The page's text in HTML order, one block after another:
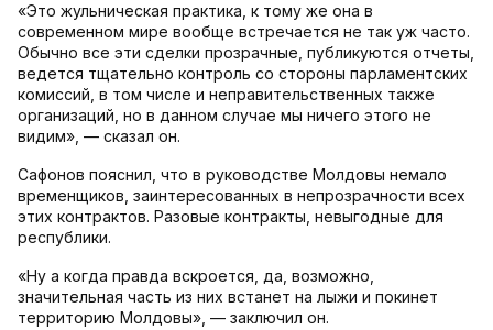
«Это жульническая практика, к тому же она в
современном мире вообще встречается не так уж часто.
Обычно все эти сделки прозрачные, публикуются отчеты,
ведется тщательно контроль со стороны парламентских
комиссий, в том числе и неправительственных также
организаций, но в данном случае мы ничего этого не
видим», — сказал он.
Сафонов пояснил, что в руководстве Молдовы немало
временщиков, заинтересованных в непрозрачности всех
этих контрактов. Разовые контракты, невыгодные для
республики.
«Ну а когда правда вскроется, да, возможно,
значительная часть из них встанет на лыжи и покинет
территорию Молдовы», — заключил он.